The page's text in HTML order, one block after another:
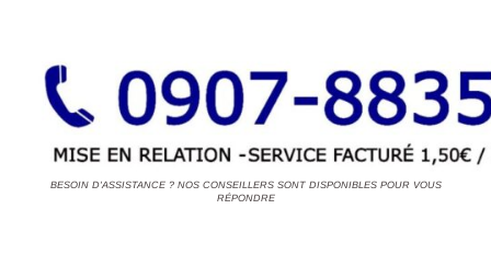
BESOIN D'ASSISTANCE ? NOS CONSEILLERS SONT DISPONIBLES POUR VOUS
RÉPONDRE